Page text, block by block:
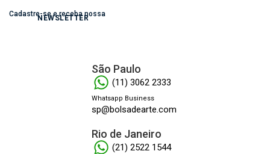
Cadastre-se e receba nossa
NEWSLETTER
São Paulo
(11) 3062 2333
Whatsapp Business
sp@bolsadearte.com
Rio de Janeiro
(21) 2522 1544